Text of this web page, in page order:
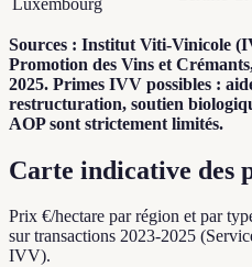
Sources : Institut Viti-Vinicole
Promotion des Vins et
2025. Primes IVV possibles :
restructuration, soutien
AOP sont strictement limités.
Carte indicative des
Prix €/hectare par région et par
sur transactions 2023-2025
IVV).